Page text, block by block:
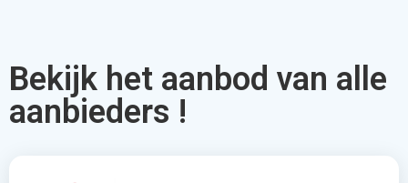
Bekijk het aanbod van alle
aanbieders !